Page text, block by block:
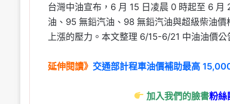
台灣中油宣布，6 月 15 日凌晨 0 時起至 6
油、95 無鉛汽油、98 無鉛汽油與超級柴油
上漲的壓力。本文整理 6/15-6/21 中油油價公
延伸閱讀》 交通部計程車油價補助最高
加入我們的臉書粉絲